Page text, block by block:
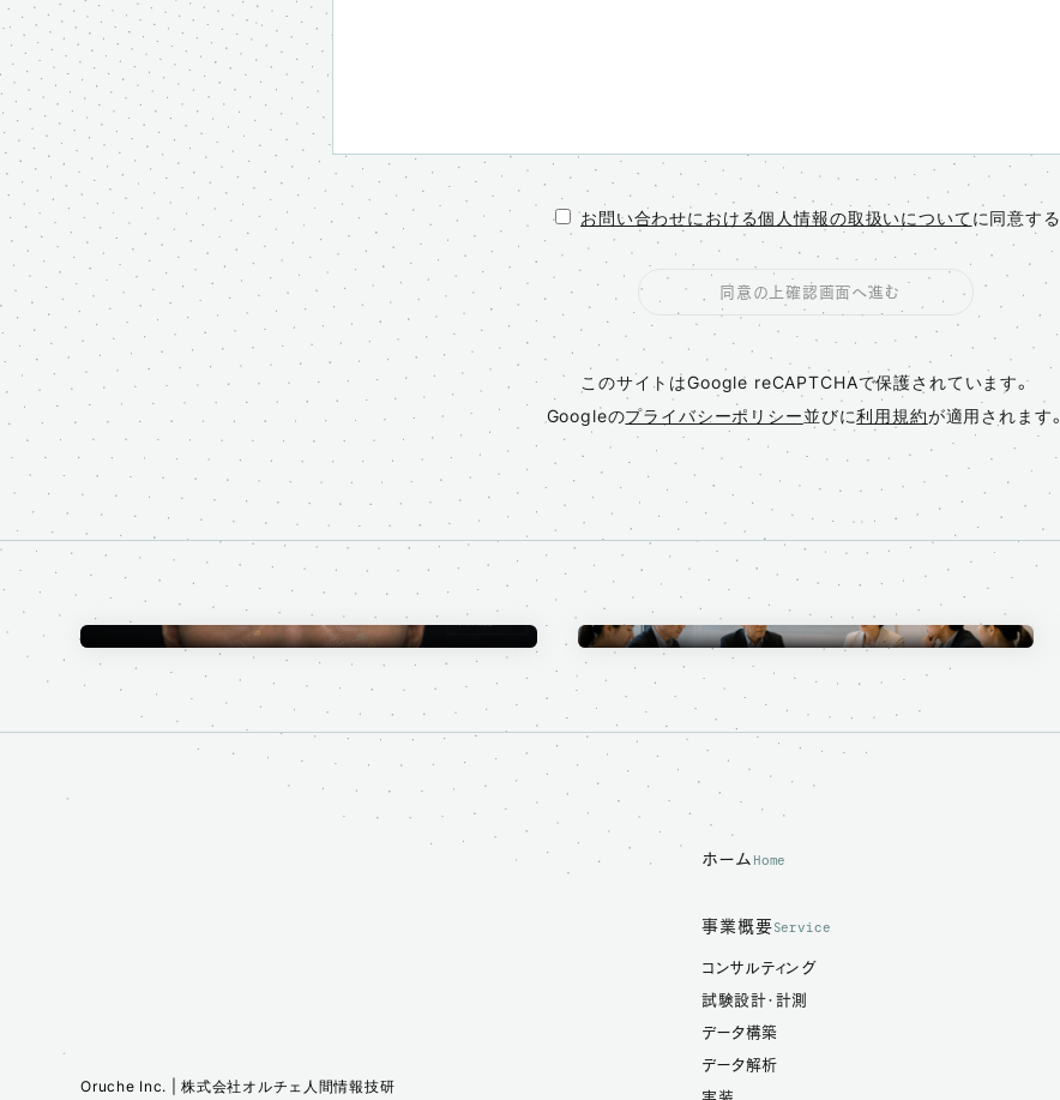
お問い合わせにおける個人情報の取扱いについてに同意する
同意の上確認画面へ進む
このサイトはGoogle reCAPTCHAで保護されています。
Googleのプライバシーポリシー並びに利用規約が適用されます。
アノテーション事業 倫理審査委員会
Ethics Committee
Oruche Inc. | 株式会社オルチェ人間情報技研
ホーム Home
事業概要Service
コンサルティング
試験設計・計測
データ構築
データ解析
実装